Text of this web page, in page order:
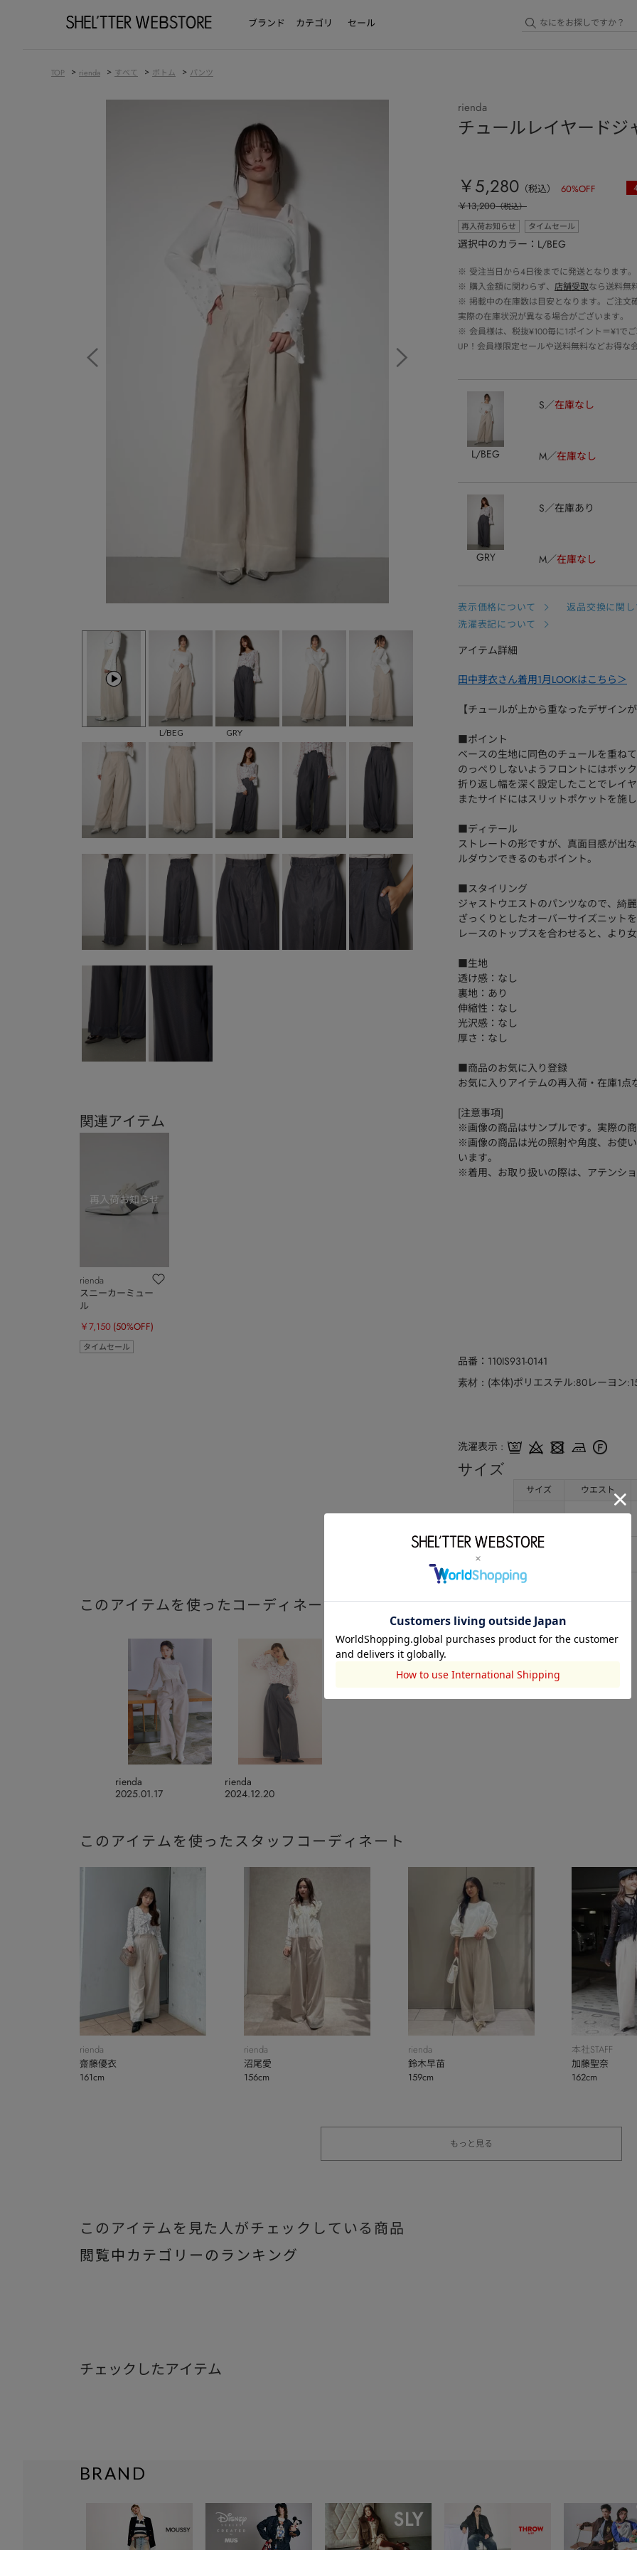
ブランド カテゴリ セール
TOP > rienda > すべて > ボトム > パンツ
L/BEG GRY
関連アイテム
rienda
スニーカーミュー
ル
￥7,150 (50%OFF)
タイムセール
rienda
チュールレイヤード
￥5,280 （税込） 60%OFF
￥13,200（税込）
再入荷お知らせ
タイムセール
選択中のカラー：L/BEG
※ 受注当日から4日後までに発送となります
※ 購入金額に関わらず、 店舗受取なら送料無
※ 掲載中の在庫数は目安となります。ご注
実際の在庫状況が異なる場合がございます。
※ 会員様は、税抜¥100毎に1ポイント＝¥1で
UP！会員様限定セールや送料無料などお得な
L/BEG
S 在庫なし
M 在庫なし
GRY
S 在庫あり
M 在庫なし
表示価格について
返品交換に関
洗濯表記について
アイテム詳細
田中芽衣さん着用1月LOOKはこちら＞
【チュールが上から重なったデザイン
■ポイント
ベースの生地に同色のチュールを重ね
のっぺりしないようフロントにはボッ
折り返し幅を深く設定したことでレイ
またサイドにはスリットポケットを施
■ディテール
ストレートの形ですが、真面目感が出
ルダウンできるのもポイント。
■スタイリング
ジャストウエストのパンツなので、綺
ざっくりとしたオーバーサイズニット
レースのトップスを合わせると、より
■生地
透け感：なし
裏地：あり
伸縮性：なし
光沢感：なし
厚さ：なし
■商品のお気に入り登録
お気に入りアイテムの再入荷・在庫1
[注意事項]
※画像の商品はサンプルです。実際の
※画像の商品は光の照射や角度、お使
います。
※着用、お取り扱いの際は、アテンシ
品番 110IS931-0141
素材 (本体)ポリエステル:80レーヨン
洗濯表示
サイズ
サイズ ウエスト
このアイテムを使ったコーディネート
2025.01.17
rienda
2024.12.20
rienda
このアイテムを使ったスタッフコーディネート
rienda
齋藤優衣
161cm
rienda
沼尾愛
156cm
rienda
鈴木早苗
159cm
本社STAFF
加藤聖奈
162cm
もっと見る
このアイテムを見た人がチェックしている商品
閲覧中カテゴリーのランキング
チェックしたアイテム
BRAND